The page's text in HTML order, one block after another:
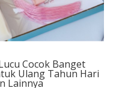
Cocok Banget
Ulang Tahun Hari
Lainnya